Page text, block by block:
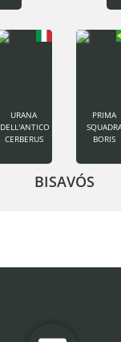
URANA
DELL'ANTICO
CERBERUS
PRIMA
BORIS
BISAVÓS